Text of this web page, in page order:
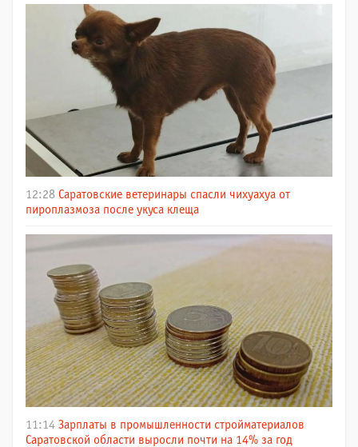
12:28 Саратовские ветеринары спасли чихуахуа от
пироплазмоза после укуса клеща
11:14 Зарплаты в промышленности стройматериалов
Саратовской области выросли почти на 14% за год